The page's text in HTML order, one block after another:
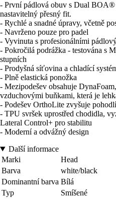
- První pádlová obuv s Dual
nastavitelný přesný fit.
- Rychlé a snadné úpravy, včetně
- Navrženo pouze pro padel
- Vyvinuta s profesionálními
- Pokročilá podrážka - testována s
stupních
- Prodyšná síťovina a chladící
- Plně elastická ponožka
- Mezipodešev obsahuje
vzduchovými buňkami, která je
- Podešev OrthoLite zvyšuje
- TPU svršek uprostřed chodidla,
Lateral Control+ pro stabilitu
- Moderní a odvážný design
Další informace
Marki
Head
Barva
white/black
Dominantní barva Bílá
Typ
Smíšené